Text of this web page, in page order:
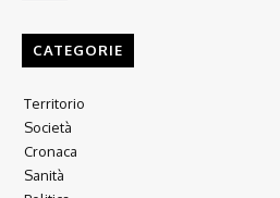
CATEGORIE
Territorio
Società
Cronaca
Sanità